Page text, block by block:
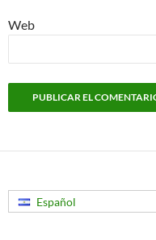
Web
Español